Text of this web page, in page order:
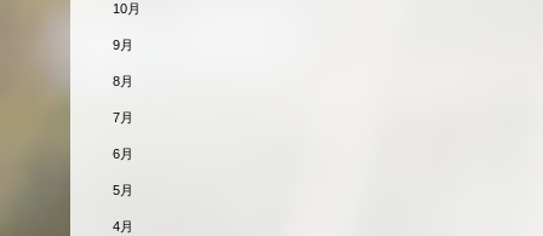
10月
9月
8月
7月
6月
5月
4月